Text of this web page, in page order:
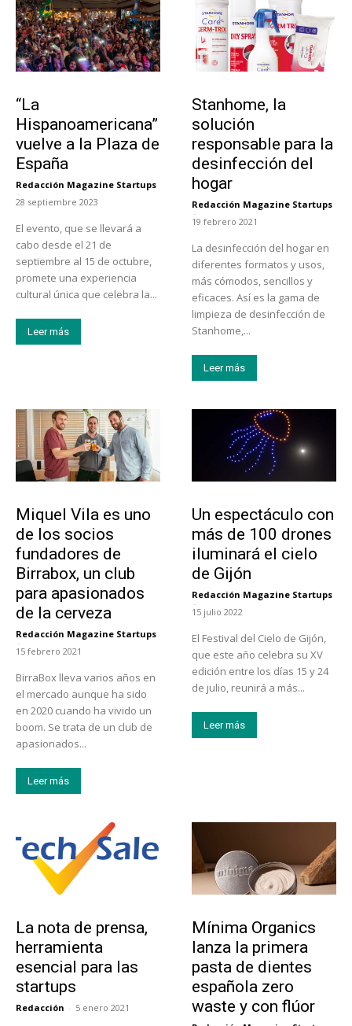
“La
Hispanoamericana”
vuelve a la Plaza de
España
Redacción Magazine Startups
-
28 septiembre 2023
El evento, que se llevará a
cabo desde el 21 de
septiembre al 15 de octubre,
promete una experiencia
cultural única que celebra la...
Leer más
Stanhome, la
solución
responsable para la
desinfección del
hogar
Redacción Magazine Startups
-
19 febrero 2021
La desinfección del hogar en
diferentes formatos y usos,
más cómodos, sencillos y
eficaces. Así es la gama de
limpieza de desinfección de
Stanhome,...
Leer más
Miquel Vila es uno
de los socios
fundadores de
Birrabox, un club
para apasionados
de la cerveza
Redacción Magazine Startups
-
15 febrero 2021
BirraBox lleva varios años en
el mercado aunque ha sido
en 2020 cuando ha vivido un
boom. Se trata de un club de
apasionados...
Leer más
Un espectáculo con
más de 100 drones
iluminará el cielo
de Gijón
Redacción Magazine Startups
-
15 julio 2022
El Festival del Cielo de Gijón,
que este año celebra su XV
edición entre los días 15 y 24
de julio, reunirá a más...
Leer más
La nota de prensa,
herramienta
esencial para las
startups
Redacción - 5 enero 2021
Mínima Organics
lanza la primera
pasta de dientes
española zero
waste y con flúor